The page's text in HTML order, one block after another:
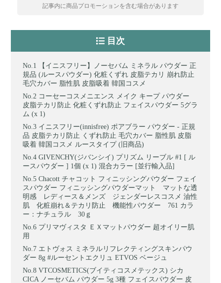
記事内に商品プロモーションを含む場合があります
目次
【イニスフリー】ノーセバム ミネラル パウダー 正
規品 (ルースパウダー) 化粧くずれ 皮脂テカリ 崩れ防止
毛穴カバー 脂性肌 皮脂吸着 韓国コスメ
コーセーコスメニエンス メイク キープ パウダー
皮脂テカリ防止 化粧くずれ防止 フェイスパウダー 5グラ
ム (x 1)
イニスフリー(innisfree) ポアブラー パウダー - 正規
品 皮脂テカリ防止 くずれ防止 毛穴カバー 脂性肌 皮脂
吸着 韓国コスメ ルースタイプ (旧商品)
GIVENCHY(ジバンシイ) プリズム リーブル #1 [ ル
ースパウダー ] 1個 (x 1) 混合カラー [並行輸入品]
Chacott チャコット フィニッシングパウダー フェイ
スパウダー フィニッシングパウダーマット マットな透
明感 レディース＆メンズ ジェンダーレスコスメ 油性
肌 化粧崩れ＆テカリ防止 機能性パウダー 761 カラ
ー：ナチュラル 30ｇ
プリマヴィスタ ＥＸマットパウダー 超オイリー肌
用
エトヴォス ミネラルリフレクティングスキンパウ
ダー 8g #ルーセントエクリュ ETVOS ベージュ
VTCOSMETICS(ブイティコスメテックス) シカ
CICA ノーセバム パウダー 5g 3種 フェイスパウダー 皮